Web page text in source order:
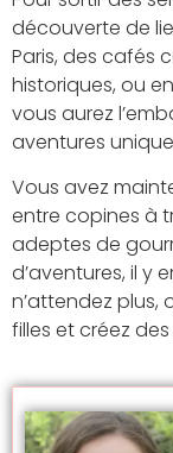
découverte de
Paris, des cafés
historiques, ou
vous aurez
aventures
Vous avez
entre copines à
adeptes de
d’aventures, il y
n’attendez plus,
filles et créez